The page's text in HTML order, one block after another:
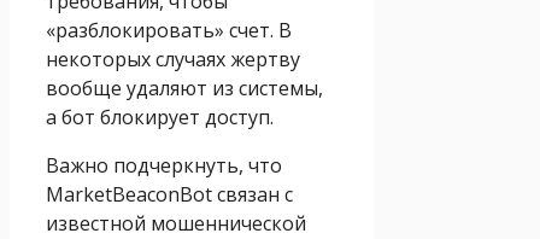
«разблокировать» счет. В
некоторых случаях жертву
вообще удаляют из системы,
а бот блокирует доступ.
Важно подчеркнуть, что
MarketBeaconBot связан с
известной мошеннической